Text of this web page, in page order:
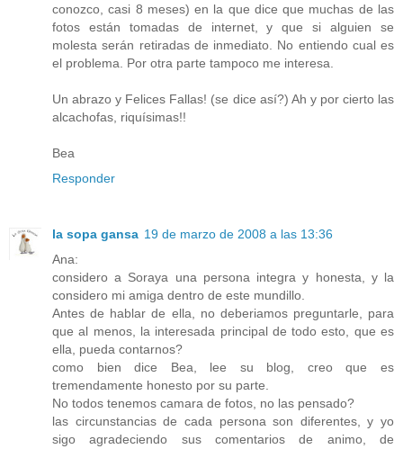
conozco, casi 8 meses) en la que dice que muchas de las
fotos están tomadas de internet, y que si alguien se
molesta serán retiradas de inmediato. No entiendo cual es
el problema. Por otra parte tampoco me interesa.
Un abrazo y Felices Fallas! (se dice así?) Ah y por cierto las
alcachofas, riquísimas!!
Bea
Responder
la sopa gansa 19 de marzo de 2008 a las 13:36
Ana:
considero a Soraya una persona integra y honesta, y la
considero mi amiga dentro de este mundillo.
Antes de hablar de ella, no deberiamos preguntarle, para
que al menos, la interesada principal de todo esto, que es
ella, pueda contarnos?
como bien dice Bea, lee su blog, creo que es
tremendamente honesto por su parte.
No todos tenemos camara de fotos, no las pensado?
las circunstancias de cada persona son diferentes, y yo
sigo agradeciendo sus comentarios de animo, de